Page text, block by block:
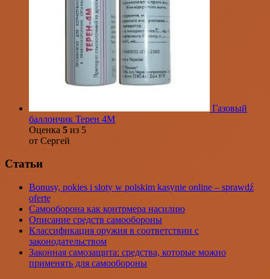
Газовый
баллончик Терен 4М
Оценка 5 из 5
от Сергей
Статьи
Bonusy, pokies i sloty w polskim kasynie online – sprawdź
ofertę
Самооборона как контрмера насилию
Описание средств самообороны
Классификация оружия в соответствии с
законодательством
Законная самозащита: средства, которые можно
применять для самообороны